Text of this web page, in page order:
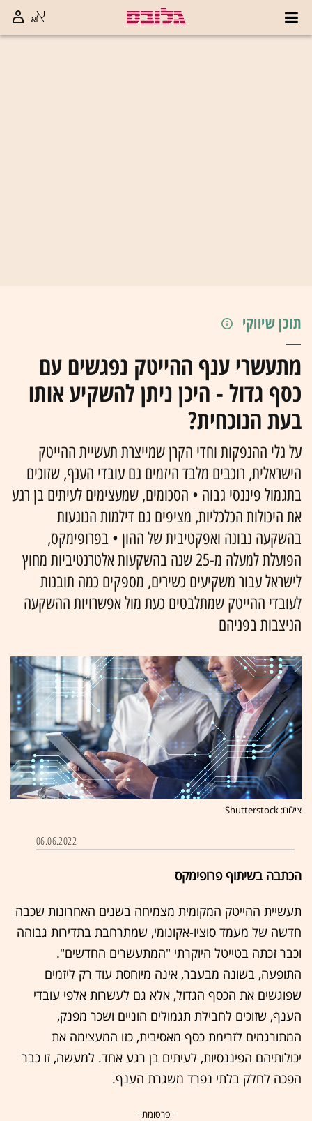
תוכן שיווקי
מתעשרי ענף ההייטק נפגשים עם
כסף גדול - היכן ניתן להשקיע אותו
בעת הנוכחית?
על גלי ההנפקות וחדי הקרן שמייצרת תעשיית ההייטק
הישראלית, רוכבים מלבד היזמים גם עובדי הענף, שזוכים
בתגמול פיננסי גבוה • הסכומים, שמעצימים לעיתים בן רגע
את היכולות הכלכליות, מציפים גם דילמות הנוגעות
בהשקעה נבונה ואפקטיבית של ההון • בפרופימקס,
הפועלת למעלה מ-25 שנה בהשקעות אלטרנטיביות מחוץ
לישראל עבור משקיעים כשירים, מספקים כמה תובנות
לעובדי ההייטק שמתלבטים כעת מול אפשרויות ההשקעה
הניצבות בפניהם
צילום: Shutterstock
06.06.2022
הכתבה בשיתוף פרופימקס
תעשיית ההייטק המקומית מצמיחה בשנים האחרונות שכבה
חדשה של מעמד סוציו-אקונומי, שמתרחבת בתדירות גבוהה
וכבר זכתה בטייטל היוקרתי "המתעשרים החדשים".
התופעה, בשונה מבעבר, אינה מיוחסת עוד רק ליזמים
שפוגשים את הכסף הגדול, אלא גם לעשרות אלפי עובדי
הענף, שזוכים לחבילת תגמולים הוניים ושכר מפנק,
המתורגמים לזרימת כסף מאסיבית, כזו המעצימה את
יכולותיהם הפיננסיות, לעיתים בן רגע אחד. למעשה, זו כבר
הפכה לחלק בלתי נפרד משגרת הענף.
- פרסומת -